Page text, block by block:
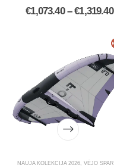
€1,073.40 – €1,319.40
NAUJA KOLEKCIJA 2026 ,VĖJO SPARNAI